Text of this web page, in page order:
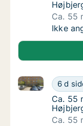
Ca. 55
Ca. 55
Ikke
Ca. 55
6 d
Ca. 55 m2
Ca. 55
Ca. 55
Ca. 55